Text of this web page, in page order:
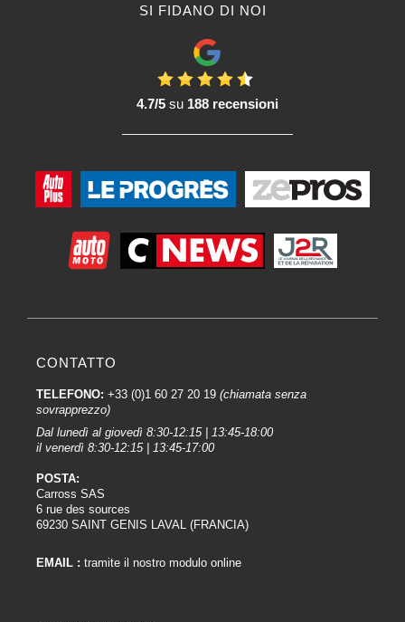
SI FIDANO DI NOI
4.7/5su 188 recensioni
CONTATTO
TELEFONO: +33 (0)1 60 27 20 19 (chiamata senza
sovrapprezzo)
Dal lunedì al giovedì 8:30-12:15 | 13:45-18:00
il venerdì 8:30-12:15 | 13:45-17:00
POSTA:
Carross SAS
6 rue des sources
69230 SAINT GENIS LAVAL (FRANCIA)
EMAIL : tramite il nostro modulo online